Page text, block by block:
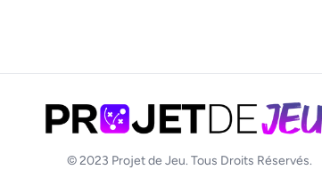
© 2023 Projet de Jeu. Tous Droits Réservés.